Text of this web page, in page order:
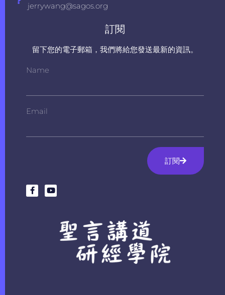
jerrywang@sagos.org
訂閱
留下您的電子郵箱，我們將給您發送最新的資訊。
Name
Email
訂閱